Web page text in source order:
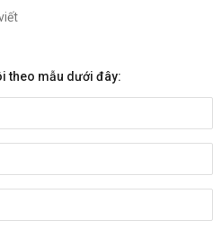
theo mẫu dưới đây: